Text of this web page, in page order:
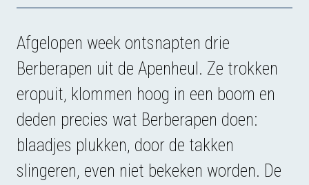
Afgelopen week ontsnapten drie
Berberapen uit de Apenheul. Ze trokken
eropuit, klommen hoog in een boom en
deden precies wat Berberapen doen:
blaadjes plukken, door de takken
slingeren, even niet bekeken worden. De